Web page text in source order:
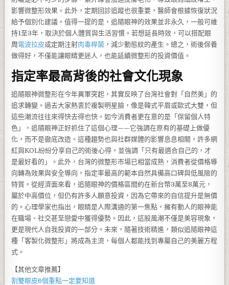
影響微整形效果。此外，定期回診追蹤也很重要，醫師會根據恢復狀況
給予個別化建議。值得一提的是，追隨眼神的效果並非永久，一般可維
持1至3年，取決於個人體質與生活習慣。若想延長時效，可以搭配眼
周 電波拉皮或定期注射肉毒桿菌 ，減少動態紋的產生。總之，術後保養
做得好，不僅能讓眼睛更迷人，也能延續微整形的投資價值。
指定率最高背後的社會文化現象
追隨眼神微整形在今年異軍突起，其實反映了台灣社會對「自然美」的
追求轉變。過去大家熱衷於複製明星臉，像是韓式平眉或歐式大雙，但
這些潮流往往來得快去得也快。如今消費者更在意的是「保留個人特
色」，追隨眼神正好抓住了這個心理——它強調在原有的基礎上做優
化，而不是徹底改造。這種趨勢也與社群媒體的影響息息相關，許多網
紅與KOL紛紛分享自己的術後心得，並強調「只有最適合自己的，才
是最好看的」。此外，台灣的微整形市場已相當成熟，消費者從價格導
向轉為效果與安全導向，指定率最高的範本自然具備高口碑與低風險的
特質。從經濟面來看，追隨眼神的價格區間約在新台幣3萬至8萬元，
屬於中高價位，但仍有許多人願意投資，因為它帶來的自信提升是無價
的。心理學家也指出，眼睛是人際溝通的第一焦點，擁有動人的眼神能
在職場、社交甚至戀愛中獲得優勢。因此，這股風潮不僅是美容現象，
更是現代人自我投資的一部分。未來，隨著技術精進，類似追隨眼神這
種「客製化微整形」將成為主流，每個人都能找到專屬自己的美麗方程
式。
【其他文章推薦】
割雙眼皮6個重點一定要知道